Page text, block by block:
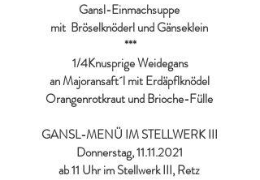
Gansl-Einmachsuppe
mit Bröselknöderl und Gänseklein
***
1/4Knusprige Weidegans
an Majoransaft´l mit Erdäpflknödel
Orangenrotkraut und Brioche-Fülle
GANSL-MENÜ IM STELLWERK III
Donnerstag,11.11.2021
ab 11 Uhr im Stellwerk III, Retz